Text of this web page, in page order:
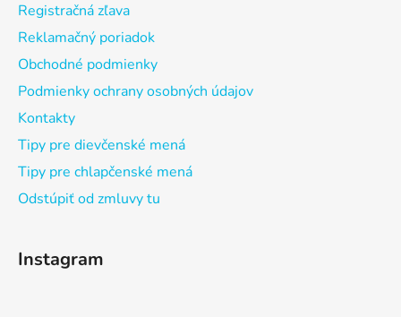
Registračná zľava
Reklamačný poriadok
Obchodné podmienky
Podmienky ochrany osobných údajov
Kontakty
Tipy pre dievčenské mená
Tipy pre chlapčenské mená
Odstúpiť od zmluvy tu
Instagram